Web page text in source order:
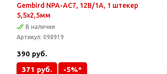
Gembird NPA-AC7, 12В/1А, 1 штекер
5,5х2,5мм
В наличии
Артикул: 098919
390 руб.
371 руб. -5%*